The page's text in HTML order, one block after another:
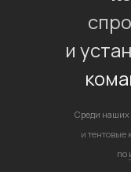
и
Среди наших
и тентовые
по